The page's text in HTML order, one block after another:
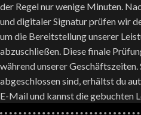
der Regel nur wenige Minuten.
und digitaler Signatur prüfen wir
um die Bereitstellung unserer
abzuschließen. Diese finale
während unserer
abgeschlossen sind, erhältst du
E-Mail und kannst die gebuchten